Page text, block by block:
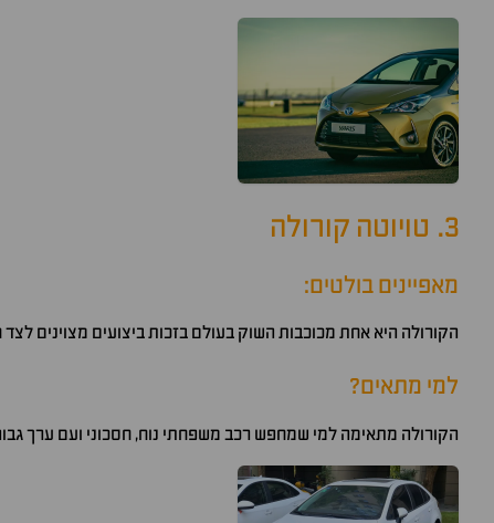
3. טויוטה קורולה
מאפיינים בולטים:
הקורולה היא אחת מכוכבות השוק בעולם בזכות ביצועים מצוינים
למי מתאים?
הקורולה מתאימה למי שמחפש רכב משפחתי נוח, חסכוני ועם ערך גבוה